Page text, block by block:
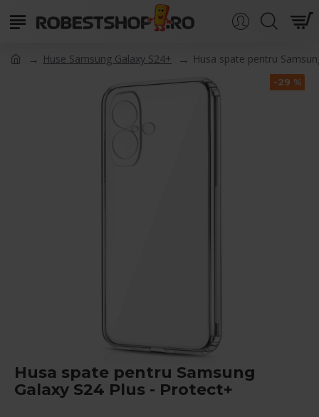
Huse Samsung Galaxy S24+ Husa spate pentru
-29 %
Husa spate pentru Samsung
Galaxy S24 Plus - Protect+